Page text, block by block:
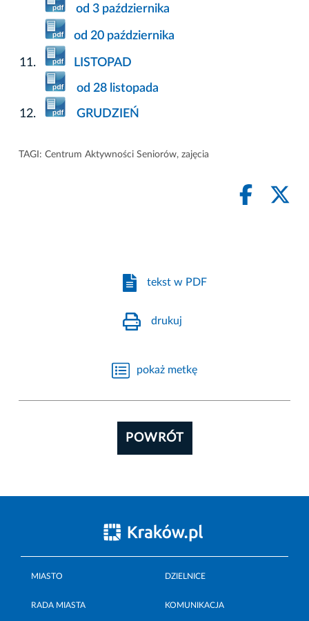
od 3 października
od 20 października
LISTOPAD
od 28 listopada
GRUDZIEŃ
TAGI: Centrum Aktywności Seniorów, zajęcia
tekst w PDF
drukuj
pokaż metkę
POWRÓT
MIASTO DZIELNICE
RADA MIASTA KOMUNIKACJA